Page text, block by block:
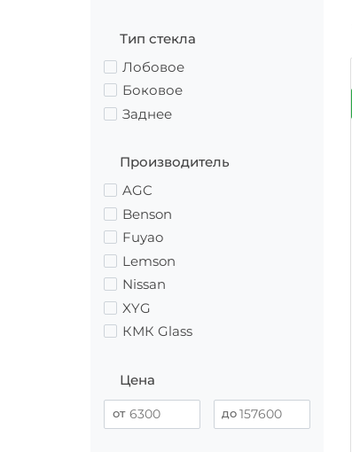
Тип стекла
Лобовое
Боковое
Заднее
Производитель
AGC
Benson
Fuyao
Lemson
Nissan
XYG
КМК Glass
Цена